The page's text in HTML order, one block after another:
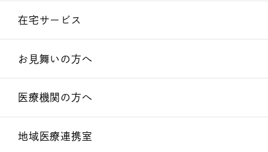
在宅サービス
お見舞いの方へ
医療機関の方へ
地域医療連携室